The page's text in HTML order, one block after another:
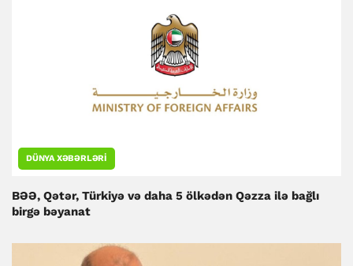
DÜNYA XƏBƏRLƏRI
BƏƏ, Qətər, Türkiyə və daha 5 ölkədən Qəzza ilə bağlı
birgə bəyanat